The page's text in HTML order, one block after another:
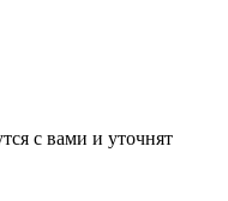
с вами и уточнят